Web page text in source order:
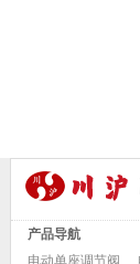
产品导航
电动单座调节阀